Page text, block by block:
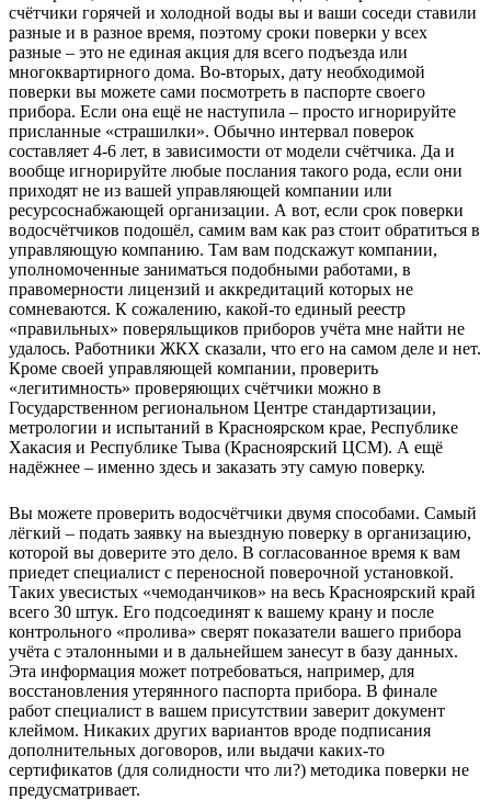
счётчики горячей и холодной воды вы и ваши соседи ставили
разные и в разное время, поэтому сроки поверки у всех
разные – это не единая акция для всего подъезда или
многоквартирного дома. Во-вторых, дату необходимой
поверки вы можете сами посмотреть в паспорте своего
прибора. Если она ещё не наступила – просто игнорируйте
присланные «страшилки». Обычно интервал поверок
составляет 4-6 лет, в зависимости от модели счётчика. Да и
вообще игнорируйте любые послания такого рода, если они
приходят не из вашей управляющей компании или
ресурсоснабжающей организации. А вот, если срок поверки
водосчётчиков подошёл, самим вам как раз стоит обратиться в
управляющую компанию. Там вам подскажут компании,
уполномоченные заниматься подобными работами, в
правомерности лицензий и аккредитаций которых не
сомневаются. К сожалению, какой-то единый реестр
«правильных» поверяльщиков приборов учёта мне найти не
удалось. Работники ЖКХ сказали, что его на самом деле и нет.
Кроме своей управляющей компании, проверить
«легитимность» проверяющих счётчики можно в
Государственном региональном Центре стандартизации,
метрологии и испытаний в Красноярском крае, Республике
Хакасия и Республике Тыва (Красноярский ЦСМ). А ещё
надёжнее – именно здесь и заказать эту самую поверку.
Вы можете проверить водосчётчики двумя способами. Самый
лёгкий – подать заявку на выездную поверку в организацию,
которой вы доверите это дело. В согласованное время к вам
приедет специалист с переносной поверочной установкой.
Таких увесистых «чемоданчиков» на весь Красноярский край
всего 30 штук. Его подсоединят к вашему крану и после
контрольного «пролива» сверят показатели вашего прибора
учёта с эталонными и в дальнейшем занесут в базу данных.
Эта информация может потребоваться, например, для
восстановления утерянного паспорта прибора. В финале
работ специалист в вашем присутствии заверит документ
клеймом. Никаких других вариантов вроде подписания
дополнительных договоров, или выдачи каких-то
сертификатов (для солидности что ли?) методика поверки не
предусматривает.